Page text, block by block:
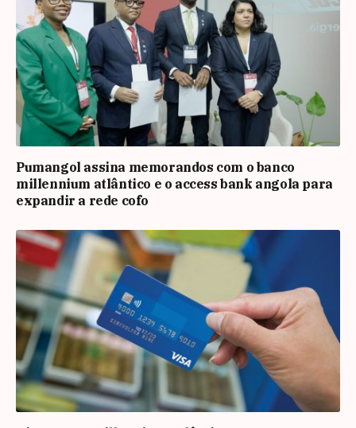
Pumangol assina memorandos com o banco
millennium atlântico e o access bank angola para
expandir a rede cofo